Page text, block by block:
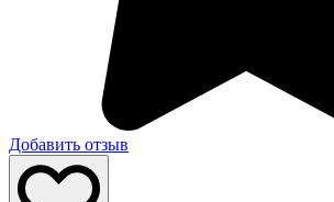
Добавить отзыв